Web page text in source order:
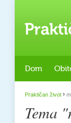
Dom
Praktičan život ›
Tema